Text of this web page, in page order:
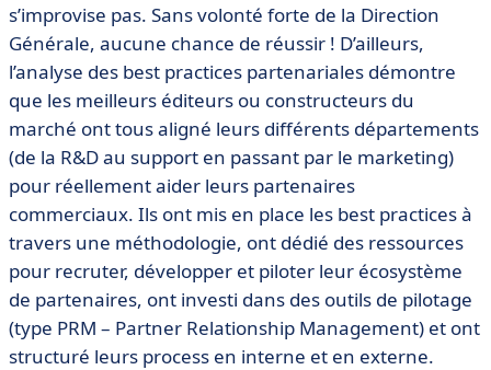
s’improvise pas. Sans volonté forte de la Direction
Générale, aucune chance de réussir ! D’ailleurs,
l’analyse des best practices partenariales démontre
que les meilleurs éditeurs ou constructeurs du
marché ont tous aligné leurs différents départements
(de la R&D au support en passant par le marketing)
pour réellement aider leurs partenaires
commerciaux. Ils ont mis en place les best practices à
travers une méthodologie, ont dédié des ressources
pour recruter, développer et piloter leur écosystème
de partenaires, ont investi dans des outils de pilotage
(type PRM – Partner Relationship Management) et ont
structuré leurs process en interne et en externe.